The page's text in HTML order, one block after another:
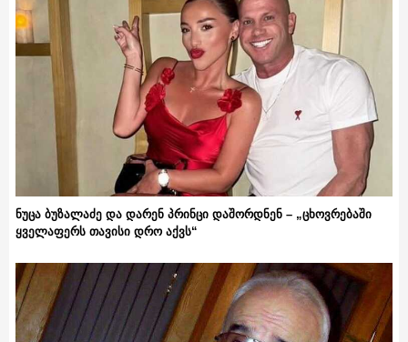
ნუცა ბუზალაძე და დარენ პრინცი დაშორდნენ – „ცხოვრებაში
ყველაფერს თავისი დრო აქვს“